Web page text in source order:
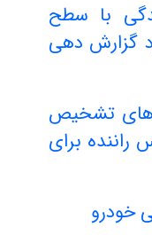
با سطح
گزارش دهی
های تشخیص
برای
خودرو